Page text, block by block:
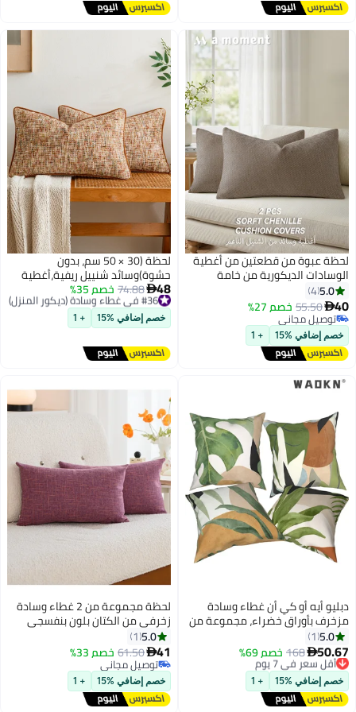
لحظة عبوة من قطعتين من أغطية
الوسادات الديكورية من خامة
الشنيل مع نسيج التويل، مناسبة
للأريكة والكنبة والسرير وغرفة
(30×50 سم)، بلون بني غامق
5.0
4
40
55.50خصم 27%
توصيل مجاني
توصيل مجاني
خصم إضافي %15 + 1
لحظة (30 × 50 سم، بدون
حشوة)وسائد شنييل ريفية،أغطية
وسائد قابلة للعكس بلون الصدأ
الباهت - 2 قطعة أغطية وسائد
زخرفية محايدة بملمس حدودي
للأريكة والسرير
48
74.88خصم 35% #36 في غطاء وسادة (ديكور المنزل)
توصيل مجاني
#36 في غطاء وسادة (ديكور المنزل)
خصم إضافي %15 + 1
دبليو أيه أو كي أن غطاء وسادة
مزخرف بأوراق خضراء، مجموعة من
4 أغطية وسائد بوهو مطبوعة على
الوجهين بأوراق هندسية مجردة
مقاس 18 × 18 بوصة، غطاء وسادة
مربع للأريكة والكرسي والديكور
المنزلي الريفي
5.0
1
50.67
168 خصم 69%أقل سعر في 7 يوم
توصيل مجاني
أقل سعر في 7 يوم
خصم إضافي %15 + 1
لحظة مجموعة من 2 غطاء وسادة
زخرفي من الكتان بلون بنفسجي
مقاس 30 × 50 سم، أغطية وسادة
مزخرفة للمزرعة مع تقاطع لأريكة
السرير وغرفة المعيشة والديكور
المنزلي
5.0
1
41
61.50خصم 33%
توصيل مجاني
توصيل مجاني
خصم إضافي %15 + 1